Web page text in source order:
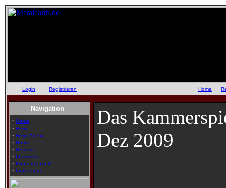
Login Registrieren Home
Navigation
· Home
· News
· News Archiv
· Board
· Reviews
· Interviews
· Konzertberichte
· Impressum
Das
Dez 2009